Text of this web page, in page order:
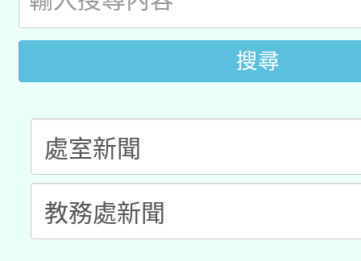
接種對象擴大為「滿6
接種之民眾」措施，
月28日止
搜尋